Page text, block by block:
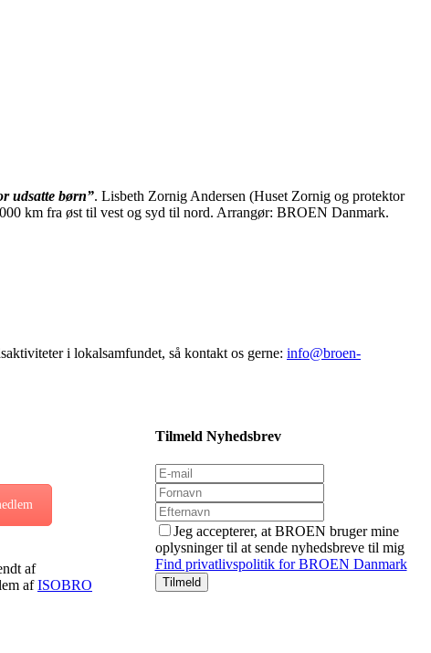
udsatte børn”. Lisbeth Zornig Andersen (Huset Zornig og protektor
km fra øst til vest og syd til nord. Arrangør: BROEN Danmark.
i lokalsamfundet, så kontakt os gerne: info@broen-
af
afISOBRO
Tilmeld Nyhedsbrev
Jeg accepterer, at BROEN bruger mine
oplysninger til at sende nyhedsbreve til mig
Find privatlivspolitik for BROEN Danmark